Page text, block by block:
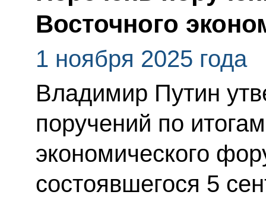
Восточного
1 ноября 2025 года
Владимир Путин
поручений по
экономического
состоявшегося 5